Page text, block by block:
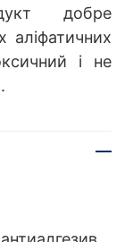
добре
аліфатичних
і не